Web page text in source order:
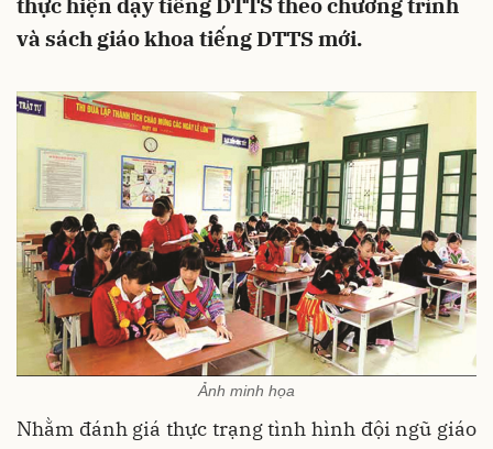
thực hiện dạy tiếng DTTS theo chương trình
và sách giáo khoa tiếng DTTS mới.
Ảnh minh họa
Nhằm đánh giá thực trạng tình hình đội ngũ giáo